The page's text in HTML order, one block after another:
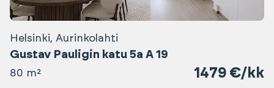
Helsinki, Aurinkolahti
Gustav Pauligin katu 5a A 19
80 m² 1479 €/kk